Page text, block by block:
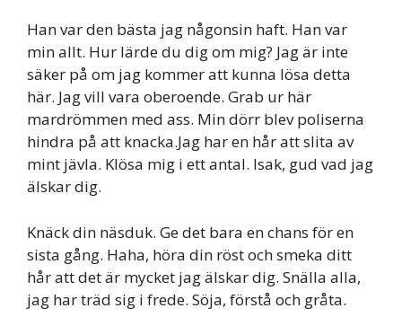
Han var den bästa jag någonsin haft. Han var
min allt. Hur lärde du dig om mig? Jag är inte
säker på om jag kommer att kunna lösa detta
här. Jag vill vara oberoende. Grab ur här
mardrömmen med ass. Min dörr blev poliserna
hindra på att knacka.Jag har en hår att slita av
mint jävla. Klösa mig i ett antal. Isak, gud vad jag
älskar dig.
Knäck din näsduk. Ge det bara en chans för en
sista gång. Haha, höra din röst och smeka ditt
hår att det är mycket jag älskar dig. Snälla alla,
jag har träd sig i frede. Söja, förstå och gråta.